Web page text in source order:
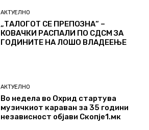
АКТУЕЛНО
„ТАЛОГОТ СЕ ПРЕПОЗНА“ –
КОВАЧКИ РАСПАЛИ ПО СДСМ ЗА
ГОДИНИТЕ НА ЛОШО ВЛАДЕЕЊЕ
АКТУЕЛНО
Во недела во Охрид стартува
музичкиот караван за 35 години
независност објави Скопје1.мк